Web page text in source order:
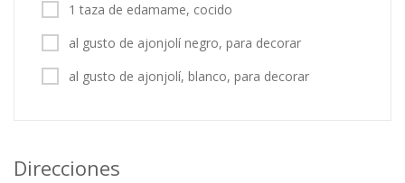
1 taza de edamame, cocido
al gusto de ajonjolí negro, para decorar
al gusto de ajonjolí, blanco, para decorar
Direcciones